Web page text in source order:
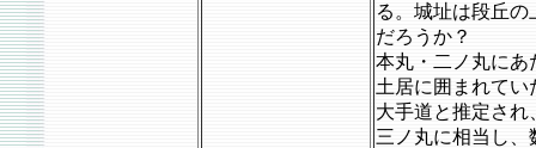
る。城址は段丘
だろうか？
本丸・二ノ丸にあ
土居に囲まれて
大手道と推定さ
三ノ丸に相当し